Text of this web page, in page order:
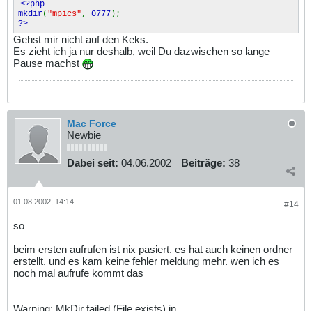
<?php
mkdir( "mpics" , 0777);
?>
Gehst mir nicht auf den Keks.
Es zieht ich ja nur deshalb, weil Du dazwischen so lange
Pause machst
Mac Force
Newbie
Dabei seit: 04.06.2002 Beiträge: 38
#14
01.08.2002, 14:14
so
beim ersten aufrufen ist nix pasiert. es hat auch keinen ordner
erstellt. und es kam keine fehler meldung mehr. wen ich es
noch mal aufrufe kommt das
Warning: MkDir failed (File exists) in